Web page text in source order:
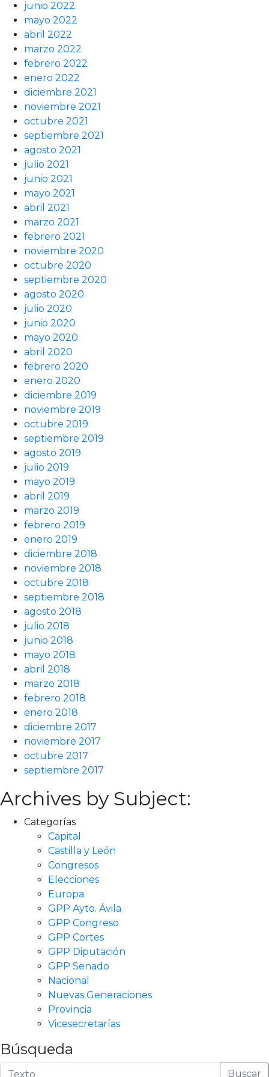
junio 2022
mayo 2022
abril 2022
marzo 2022
febrero 2022
enero 2022
diciembre 2021
noviembre 2021
octubre 2021
septiembre 2021
agosto 2021
julio 2021
junio 2021
mayo 2021
abril 2021
marzo 2021
febrero 2021
noviembre 2020
octubre 2020
septiembre 2020
agosto 2020
julio 2020
junio 2020
mayo 2020
abril 2020
febrero 2020
enero 2020
diciembre 2019
noviembre 2019
octubre 2019
septiembre 2019
agosto 2019
julio 2019
mayo 2019
abril 2019
marzo 2019
febrero 2019
enero 2019
diciembre 2018
noviembre 2018
octubre 2018
septiembre 2018
agosto 2018
julio 2018
junio 2018
mayo 2018
abril 2018
marzo 2018
febrero 2018
enero 2018
diciembre 2017
noviembre 2017
octubre 2017
septiembre 2017
Archives by Subject:
Categorías
Capital
Castilla y León
Congresos
Elecciones
Europa
GPP Ayto. Ávila
GPP Congreso
GPP Cortes
GPP Diputación
GPP Senado
Nacional
Nuevas Generaciones
Provincia
Vicesecretarías
Búsqueda
Buscar